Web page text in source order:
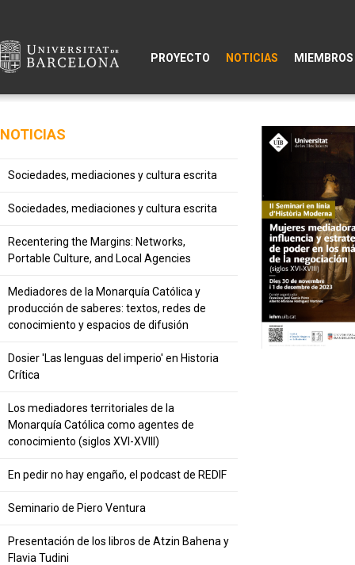
PROYECTO NOTICIAS MIEMBROS
NOTICIAS
Sociedades, mediaciones y cultura escrita
Sociedades, mediaciones y cultura escrita
Recentering the Margins: Networks,
Portable Culture, and Local Agencies
Mediadores de la Monarquía Católica y
producción de saberes: textos, redes de
conocimiento y espacios de difusión
Dosier 'Las lenguas del imperio' en Historia
Crítica
Los mediadores territoriales de la
Monarquía Católica como agentes de
conocimiento (siglos XVI-XVIII)
En pedir no hay engaño, el podcast de REDIF
Seminario de Piero Ventura
Presentación de los libros de Atzin Bahena y
Flavia Tudini